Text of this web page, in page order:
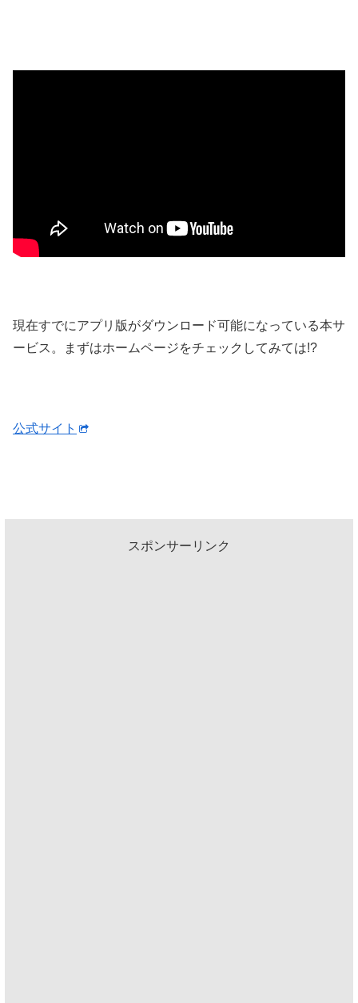
現在すでにアプリ版がダウンロード可能になっている本サ
ービス。まずはホームページをチェックしてみては!?
公式サイト
スポンサーリンク